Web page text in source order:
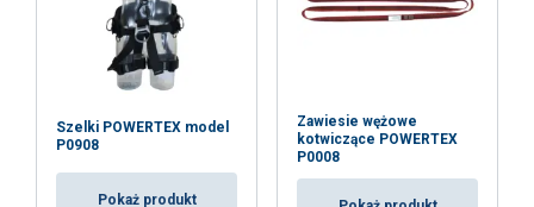
Szelki POWERTEX model
P0908
Pokaż produkt
Zawiesie wężowe
kotwiczące POWERTEX
P0008